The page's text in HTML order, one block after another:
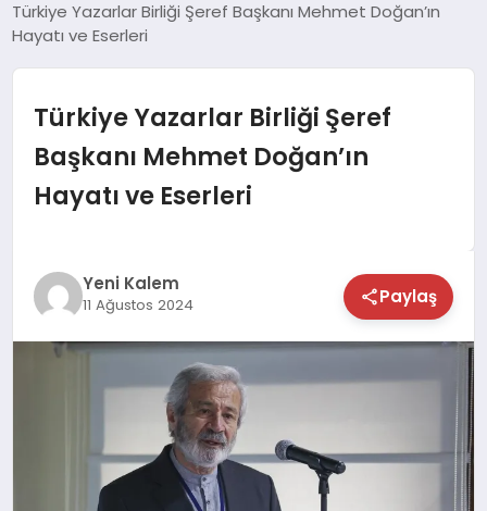
SPOR
EKONOMİ
YAŞAM
SAĞLIK
MAGAZİN
Türkiye Yazarlar Birliği Şeref Başkanı Mehmet Doğan’ın
Hayatı ve Eserleri
Türkiye Yazarlar Birliği Şeref
Başkanı Mehmet Doğan’ın
Hayatı ve Eserleri
Yeni Kalem
11 Ağustos 2024 Paylaş